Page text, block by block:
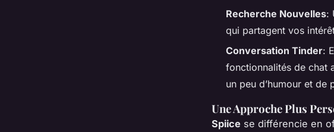
Recherche Nouvelles:
qui partagent vos
Conversation Tinder:
fonctionnalités de chat
un peu d’humour et de
Une Approche Plus
Spiice se différencie en